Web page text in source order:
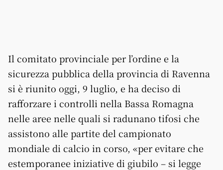
Il comitato provinciale per l’ordine e la
sicurezza pubblica della provincia di Ravenna
si è riunito oggi, 9 luglio, e ha deciso di
rafforzare i controlli nella Bassa Romagna
nelle aree nelle quali si radunano tifosi che
assistono alle partite del campionato
mondiale di calcio in corso, «per evitare che
estemporanee iniziative di giubilo – si legge